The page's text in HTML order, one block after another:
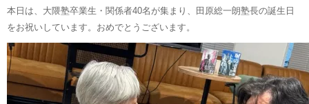
本日は、大隈塾卒業生・関係者40名が集まり、田原総一朗塾長の誕生日
をお祝いしています。おめでとうございます。